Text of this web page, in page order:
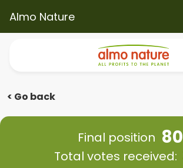
Almo Nature
< Go back
Final position 80
Total votes received: